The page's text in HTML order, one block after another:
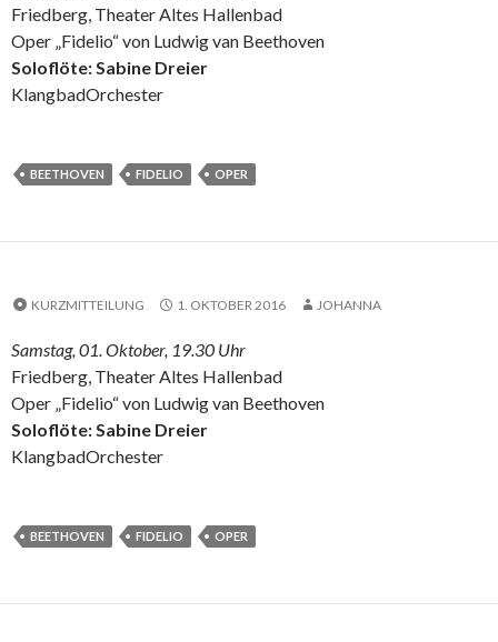
Friedberg, Theater Altes Hallenbad
Oper „Fidelio“ von Ludwig van Beethoven
Soloflöte: Sabine Dreier
KlangbadOrchester
BEETHOVEN FIDELIO OPER
KURZMITTEILUNG 1. OKTOBER 2016 JOHANNA
Samstag, 01. Oktober, 19.30 Uhr
Friedberg, Theater Altes Hallenbad
Oper „Fidelio“ von Ludwig van Beethoven
Soloflöte: Sabine Dreier
KlangbadOrchester
BEETHOVEN FIDELIO OPER